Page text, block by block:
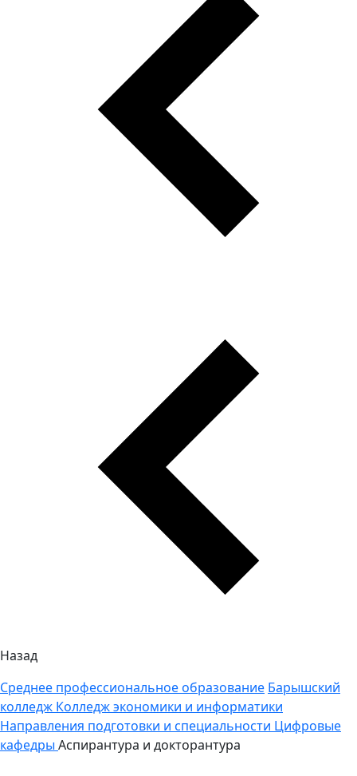
Назад
Среднее профессиональное образование Барышский
колледж Колледж экономики и информатики
Направления подготовки и специальности Цифровые
кафедры Аспирантура и докторантура